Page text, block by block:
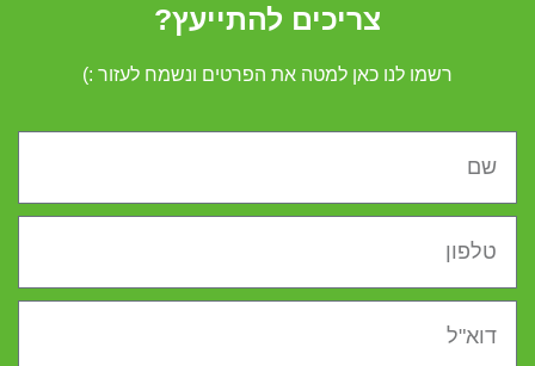
צריכים להתייעץ?
רשמו לנו כאן למטה את הפרטים ונשמח לעזור :)